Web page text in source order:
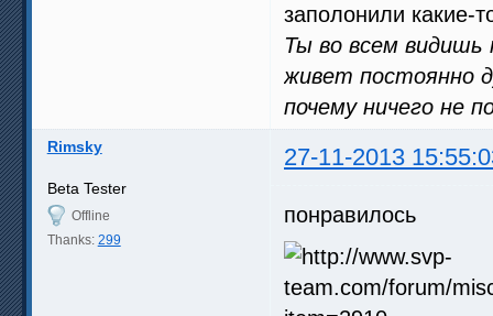
заполонили какие-
Ты во всем
живет постоянно
почему ничего не
Rimsky 27-11-2013
Beta Tester
Offline
Thanks: 299
понравилось